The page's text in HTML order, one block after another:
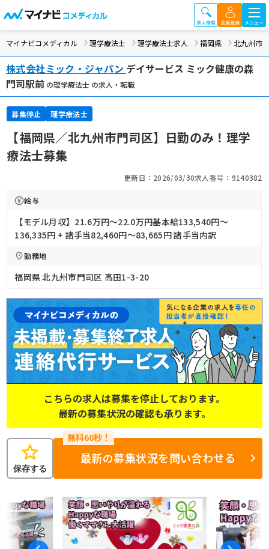
マイナビコメディカル 理学療法士 理学療法士求人 福岡県 北九州市
株式会社ミック・ジャパン デイサービス ミック健康の森
門司駅前 の理学療法士 の求人・転職
募集停止 理学療法士
【福岡県／北九州市門司区】日勤のみ！理学
療法士募集
更新日：2026/03/30求人番号：9140382
給与
【モデル月収】21.6万円〜22.0万円基本給133,540円～
136,335円 + 諸手当82,460円～83,665円 諸手当内訳
勤務地
福岡県 北九州市門司区 高田1-3-20
こちらの求人は募集を停止しております。
最新の募集状況の確認も承ります。
star
保存する
最新の募集状況を問い合わせる